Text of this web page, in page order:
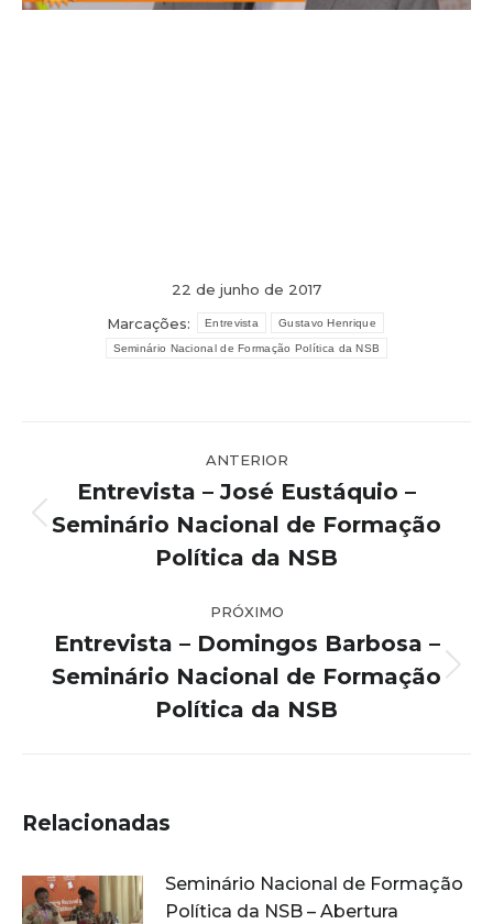
22 de junho de 2017
Marcações:
Entrevista Gustavo Henrique
Seminário Nacional de Formação Política da NSB
post:
ANTERIOR
Post
anterior:
Entrevista – José Eustáquio –
Seminário Nacional de Formação
Política da NSB
PRÓXIMO
Próximo
post:
Entrevista – Domingos Barbosa –
Seminário Nacional de Formação
Política da NSB
Relacionadas
Seminário Nacional de Formação
Política da NSB – Abertura